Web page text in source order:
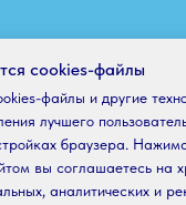
cookies-файлы
файлы и другие
лучшего
браузера.
вы соглашаетесь на
аналитических и